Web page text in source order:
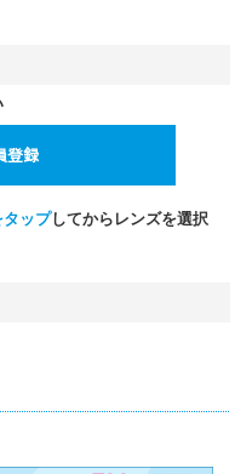
タップしてからレンズを選択